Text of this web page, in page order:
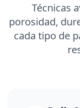
Técnicas
porosidad,
cada tipo de